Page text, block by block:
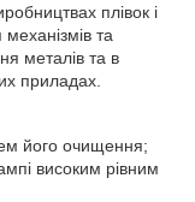
плівок і
та
металів та в
приладах.
його очищення;
високим рівним